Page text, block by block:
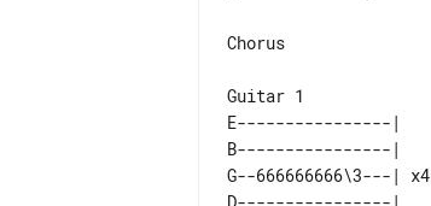
Chorus
E----------------|
B----------------|
G--666666666\3---| x4